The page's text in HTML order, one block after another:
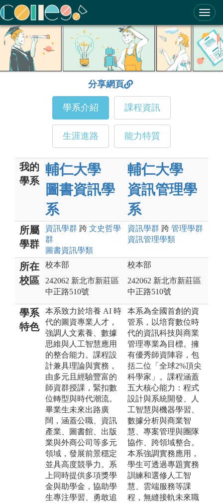
ColleGo! 大學選才與高中育才輔助系統
分享網頁
學系介紹 課程資訊
生涯進路 能力特質
我的
學系
輔仁大學
圖書資訊學
系
輔仁大學
資訊管理學
系
所屬
學群
資訊學群 跨 文史哲學
群
圖書資訊學類
資訊學群 跨 管理學群
資訊管理學類
所在
校區
校本部
242062 新北市新莊區
中正路510號
校本部
242062 新北市新莊區
中正路510號
學系
特色
本系致力於培養 AI 時
代的圖資專業人才，
強調人文素養、數據
思維與人工智慧應用
的整合能力。課程設
計兼具理論與實務，
由多元且經驗豐富的
師資群授課，緊扣數
位轉型與時代潮流。
畢業生未來出路廣
闊，涵蓋公職、資訊
產業、圖書館、出版
業與外商公司等多元
領域，發展前景穩定
並具高度競爭力。系
上同時提供多項獎學
金與助學金，協助學
生專注學習、勇敢追
本系為全國首創的資
管系，以培育數位時
代的資訊科技與商業
管理專業為目標。擁
有優秀師資陣容，包
括二位「全球2%頂尖
科學家」。課程涵蓋
五大核心能力：程式
設計與系統開發、人
工智慧與機器學習、
數據分析與商業智
慧、專案管理與團隊
協作、跨領域整合。
本系強調實務應用，
學生可透過專題實務
訓練和選修人工智
慧、雲端服務等課
程，無縫接軌未來職